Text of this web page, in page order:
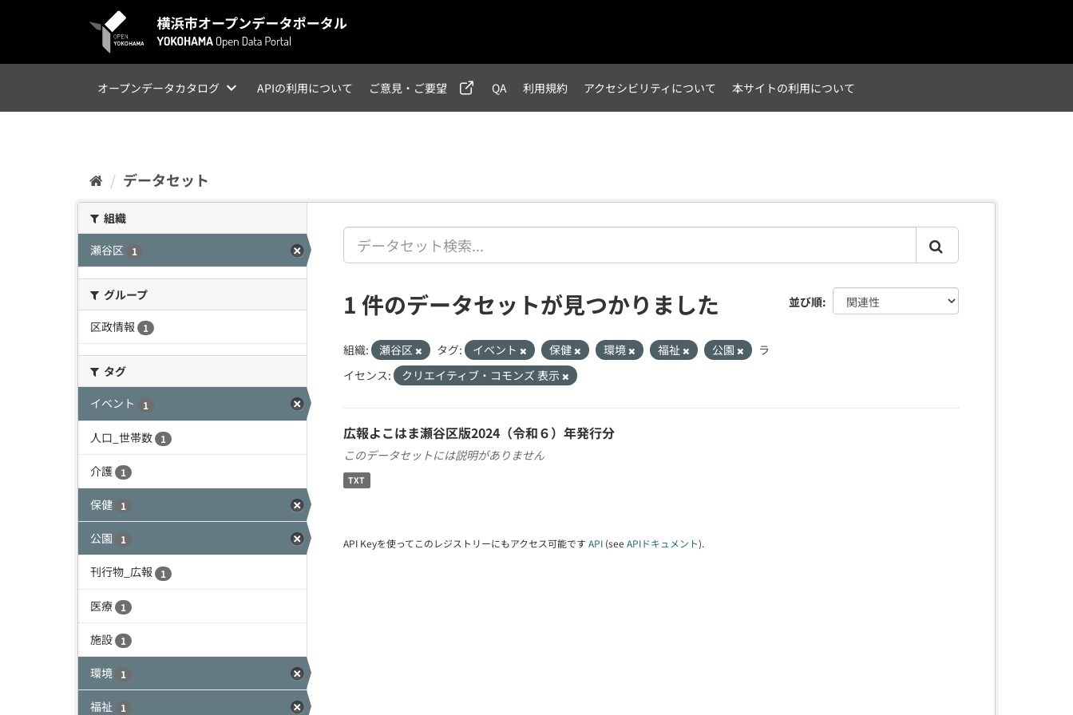
オープンデータカタログ APIの利用について ご意見・ご要望 QA 利用規約 アクセシビリティについて 本サイトの利用について
データセット
組織
瀬谷区
1
グループ
区政情報
1
タグ
イベント
1
人口_世帯数 1
介護 1
保健 1
公園 1
刊行物_広報 1
医療 1
施設 1
環境 1
福祉 1
並び順
1 件のデータセットが見つかりました
組織: 瀬谷区 タグ: イベント 保健 環境 福祉 公園
ラ
イセンス:
クリエイティブ・コモンズ 表示
広報よこはま瀬谷区版2024（令和６）年発行分
このデータセットには説明がありません
TXT
API Keyを使ってこのレジストリーにもアクセス可能です API (see APIドキュメント).